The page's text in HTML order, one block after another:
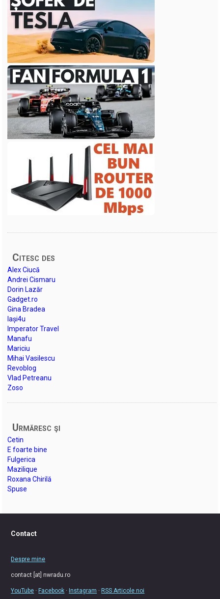
Citesc des
Alex Ciucă
Andrei Cismaru
Dorin Lazăr
Gadget.ro
Gina Bradea
Iași4u
Imperator Travel
Manafu
Mariciu
Mihai Vasilescu
Revoblog
Vlad Petreanu
Zoso
Urmăresc şi
Cetin
E foarte bine
Fulgerica
Mazilique
Roxana Chirilă
Spuse
Contact
Despre mine
contact [at] nwradu.ro
YouTube ·Facebook ·Instagram ·RSS Articole noi